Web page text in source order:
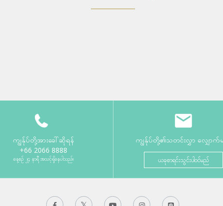
ကျွန်ုပ်တို့အားခေါ်ဆိုရန်
+66 2066 8888
နေ့စဉ် ၂၄ နာရီ အသင့်ရှိနေပါသည်။
ကျွန်ုပ်တို့၏သတင်းလွှာ လျှောက်
ယခုစာရင်းသွင်းပါဝင်မည်